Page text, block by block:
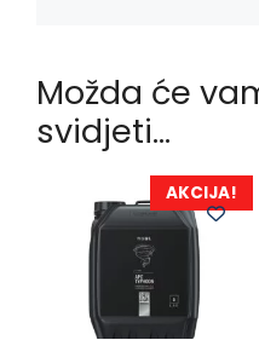
Možda će
svidjeti…
AKCIJA!